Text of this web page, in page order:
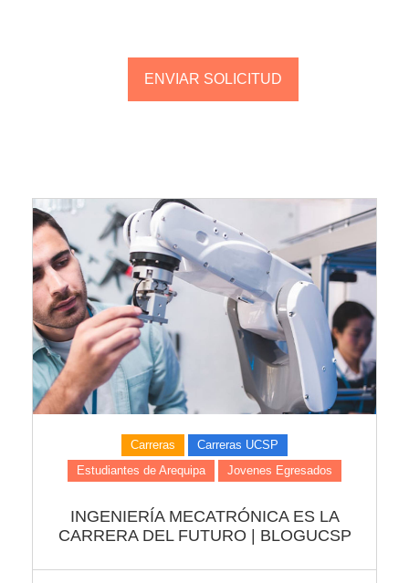
Carreras
Carreras UCSP
Estudiantes de Arequipa
Jovenes Egresados
INGENIERÍA MECATRÓNICA ES LA
CARRERA DEL FUTURO | BLOGUCSP